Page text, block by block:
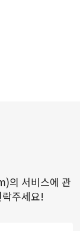
서비스에 관
주세요!